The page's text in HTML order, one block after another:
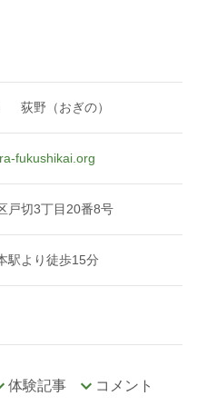
荻野（おぎの）
fukushikai.org
戸切3丁目20番8号
駅より徒歩15分
体験記事 コメント